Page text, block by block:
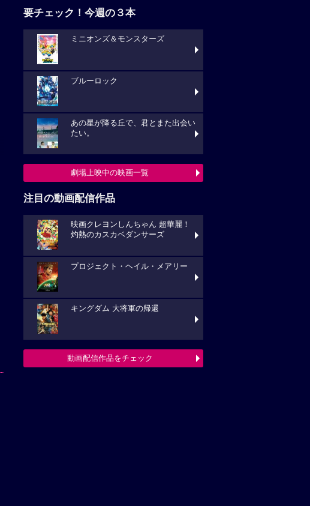
要チェック！今週の３本
ミニオンズ＆モンスターズ
ブルーロック
あの星が降る丘で、君とまた出会い
たい。
劇場上映中の映画一覧
注目の動画配信作品
映画クレヨンしんちゃん 超華麗！
灼熱のカスカベダンサーズ
プロジェクト・ヘイル・メアリー
キングダム 大将軍の帰還
動画配信作品をチェック